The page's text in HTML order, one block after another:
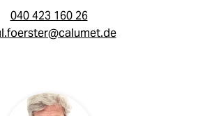
040 423 160 26